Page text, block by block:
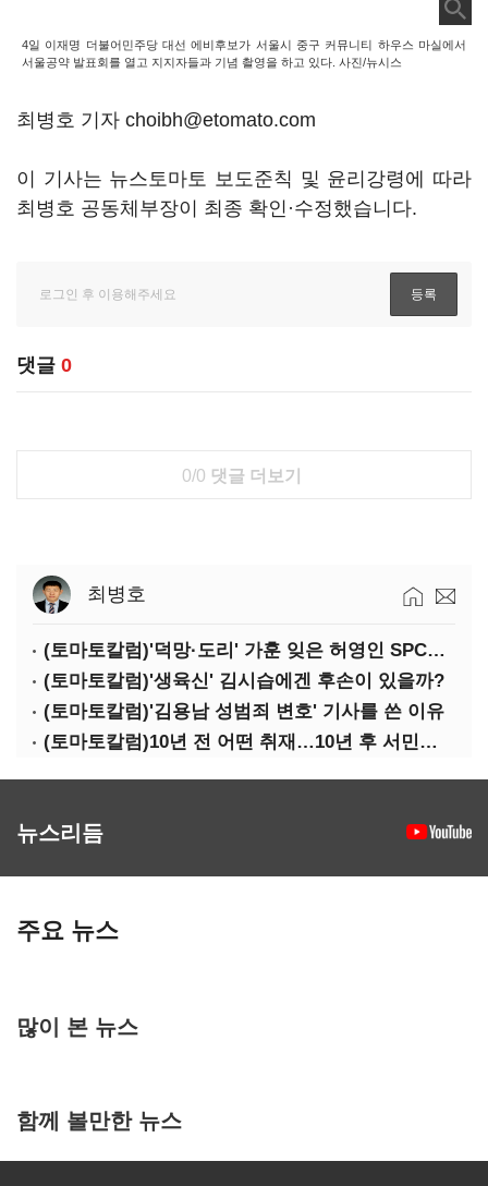
4일 이재명 더불어민주당 대선 에비후보가 서울시 중구 커뮤니티 하우스 마실에서
서울공약 발표회를 열고 지지자들과 기념 촬영을 하고 있다. 사진/뉴시스
최병호 기자 choibh@etomato.com
이 기사는 뉴스토마토 보도준칙 및 윤리강령에 따라
최병호 공동체부장이 최종 확인·수정했습니다.
댓글 0
0/0 댓글 더보기
최병호
(토마토칼럼)'덕망·도리' 가훈 잊은 허영인 SPC그룹 회장
(토마토칼럼)'생육신' 김시습에겐 후손이 있을까?
(토마토칼럼)'김용남 성범죄 변호' 기사를 쓴 이유
(토마토칼럼)10년 전 어떤 취재…10년 후 서민석·박상용
뉴스리듬
주요 뉴스
많이 본 뉴스
함께 볼만한 뉴스